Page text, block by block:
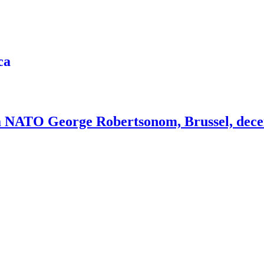
George Robertsonom, Brussel,